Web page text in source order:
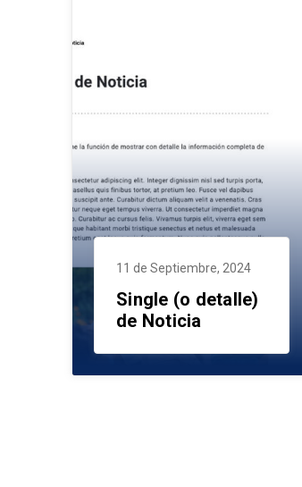
11 de Septiembre, 2024
Single (o detalle)
de Noticia